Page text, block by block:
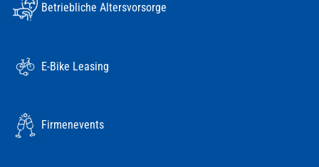
Betriebliche Altersvorsorge
E-Bike Leasing
Firmenevents